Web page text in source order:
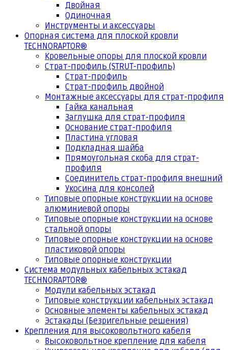
Двойная
Одиночная
Инструменты и аксессуары
Опорная система для плоской кровли
TECHNORAPTOR®
Кровельные опоры для плоской кровли
Страт-профиль (STRUT-профиль)
Страт-профиль
Страт-профиль двойной
Монтажные аксессуары для страт-профиля
Гайка канальная
Заглушка для страт-профиля
Основание страт-профиля
Пластина угловая
Подкладная шайба
Прямоугольная скоба для страт-
профиля
Соединитель страт-профиля внешний
Укосина для консолей
Типовые опорные конструкции на основе
алюминиевой опоры
Типовые опорные конструкции на основе
стальной опоры
Типовые опорные конструкции на основе
пластиковой опоры
Типовые опорные конструкции
Система модульных кабельных эстакад
TECHNORAPTOR®
Модули кабельных эстакад
Типовые конструкции кабельных эстакад
Основные элементы кабельных эстакад
Эстакады (Безригельные решения)
Крепления для высоковольтного кабеля
Высоковольтное крепление для кабеля